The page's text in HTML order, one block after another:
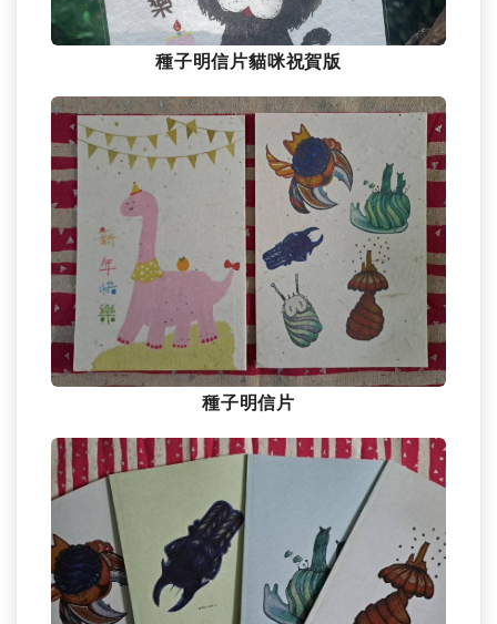
種子明信片貓咪祝賀版
種子明信片